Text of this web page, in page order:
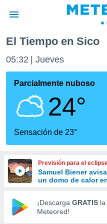
de
por
se
calidad.
a este
las
y
forma
digital
basada
El Tiempo en Sico
05:32 Jueves
Parcialmente nuboso
24°
Sensación de 23°
Previsión para el
Samuel Biener
un domo de calor
¡Descarga GRATIS
Meteored!